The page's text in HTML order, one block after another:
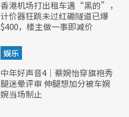
香港机场打出租车遇“黑的”，
计价器狂跳未过红磡隧道已爆
$400，楼主做一事即减价
娱乐
中年好声音4｜蔡婉怡穿旗袍秀
腿迷晕评审 伸腿想加分被车婉
婉当场制止